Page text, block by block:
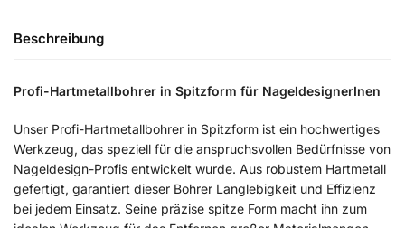
Beschreibung
Profi-Hartmetallbohrer in Spitzform für NageldesignerInen
Unser Profi-Hartmetallbohrer in Spitzform ist ein hochwertiges
Werkzeug, das speziell für die anspruchsvollen Bedürfnisse von
Nageldesign-Profis entwickelt wurde. Aus robustem Hartmetall
gefertigt, garantiert dieser Bohrer Langlebigkeit und Effizienz
bei jedem Einsatz. Seine präzise spitze Form macht ihn zum